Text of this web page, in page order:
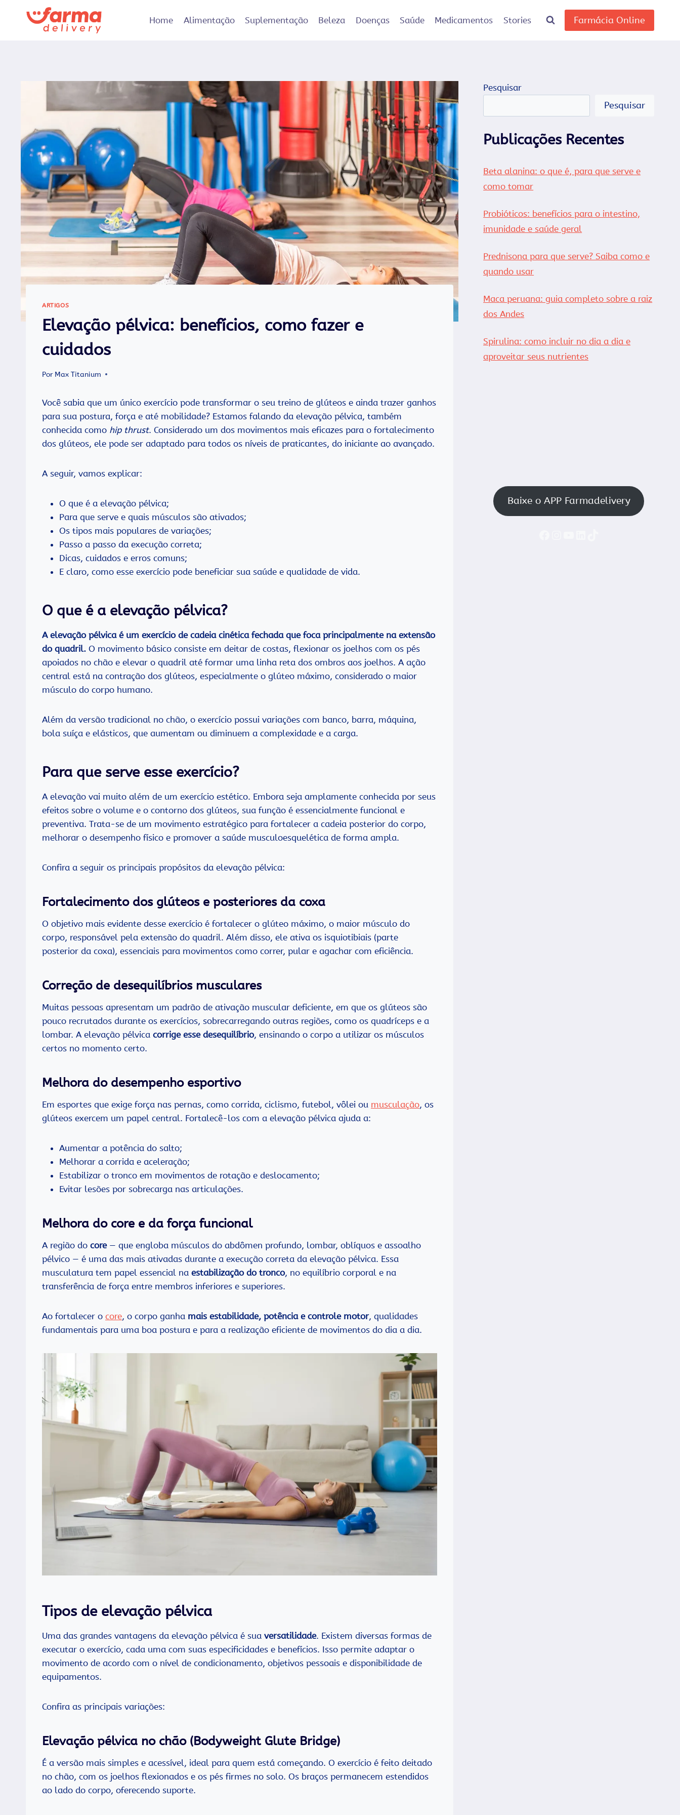
Home Alimentação Suplementação Beleza Doenças Saúde Medicamentos Stories Farmácia Online
ARTIGOS
Elevação pélvica: benefícios, como fazer e
cuidados
Por Max Titanium
Você sabia que um único exercício pode transformar o seu treino de glúteos e ainda trazer ganhos
para sua postura, força e até mobilidade? Estamos falando da elevação pélvica, também
conhecida como hip thrust. Considerado um dos movimentos mais eficazes para o fortalecimento
dos glúteos, ele pode ser adaptado para todos os níveis de praticantes, do iniciante ao avançado.
A seguir, vamos explicar:
O que é a elevação pélvica;
Para que serve e quais músculos são ativados;
Os tipos mais populares de variações;
Passo a passo da execução correta;
Dicas, cuidados e erros comuns;
E claro, como esse exercício pode beneficiar sua saúde e qualidade de vida.
O que é a elevação pélvica?
A elevação pélvica é um exercício de cadeia cinética fechada que foca principalmente na extensão
do quadril. O movimento básico consiste em deitar de costas, flexionar os joelhos com os pés
apoiados no chão e elevar o quadril até formar uma linha reta dos ombros aos joelhos. A ação
central está na contração dos glúteos, especialmente o glúteo máximo, considerado o maior
músculo do corpo humano.
Além da versão tradicional no chão, o exercício possui variações com banco, barra, máquina,
bola suíça e elásticos, que aumentam ou diminuem a complexidade e a carga.
Para que serve esse exercício?
A elevação vai muito além de um exercício estético. Embora seja amplamente conhecida por seus
efeitos sobre o volume e o contorno dos glúteos, sua função é essencialmente funcional e
preventiva. Trata-se de um movimento estratégico para fortalecer a cadeia posterior do corpo,
melhorar o desempenho físico e promover a saúde musculoesquelética de forma ampla.
Confira a seguir os principais propósitos da elevação pélvica:
Fortalecimento dos glúteos e posteriores da coxa
O objetivo mais evidente desse exercício é fortalecer o glúteo máximo, o maior músculo do
corpo, responsável pela extensão do quadril. Além disso, ele ativa os isquiotibiais (parte
posterior da coxa), essenciais para movimentos como correr, pular e agachar com eficiência.
Correção de desequilíbrios musculares
Muitas pessoas apresentam um padrão de ativação muscular deficiente, em que os glúteos são
pouco recrutados durante os exercícios, sobrecarregando outras regiões, como os quadríceps e a
lombar. A elevação pélvica corrige esse desequilíbrio, ensinando o corpo a utilizar os músculos
certos no momento certo.
Melhora do desempenho esportivo
Em esportes que exige força nas pernas, como corrida, ciclismo, futebol, vôlei ou musculação, os
glúteos exercem um papel central. Fortalecê-los com a elevação pélvica ajuda a:
Aumentar a potência do salto;
Melhorar a corrida e aceleração;
Estabilizar o tronco em movimentos de rotação e deslocamento;
Evitar lesões por sobrecarga nas articulações.
Melhora do core e da força funcional
A região do core— que engloba músculos do abdômen profundo, lombar, oblíquos e assoalho
pélvico — é uma das mais ativadas durante a execução correta da elevação pélvica. Essa
musculatura tem papel essencial na estabilização do tronco, no equilíbrio corporal e na
transferência de força entre membros inferiores e superiores.
Ao fortalecer o core, o corpo ganha mais estabilidade, potência e controle motor, qualidades
fundamentais para uma boa postura e para a realização eficiente de movimentos do dia a dia.
Tipos de elevação pélvica
Uma das grandes vantagens da elevação pélvica é sua versatilidade. Existem diversas formas de
executar o exercício, cada uma com suas especificidades e benefícios. Isso permite adaptar o
movimento de acordo com o nível de condicionamento, objetivos pessoais e disponibilidade de
equipamentos.
Confira as principais variações:
Elevação pélvica no chão (Bodyweight Glute Bridge)
É a versão mais simples e acessível, ideal para quem está começando. O exercício é feito deitado
no chão, com os joelhos flexionados e os pés firmes no solo. Os braços permanecem estendidos
ao lado do corpo, oferecendo suporte.
Pesquisar
Pesquisar
Publicações Recentes
Beta alanina: o que é, para que serve e
como tomar
Probióticos: benefícios para o intestino,
imunidade e saúde geral
Prednisona para que serve? Saiba como e
quando usar
Maca peruana: guia completo sobre a raiz
dos Andes
Spirulina: como incluir no dia a dia e
aproveitar seus nutrientes
Baixe o APP Farmadelivery